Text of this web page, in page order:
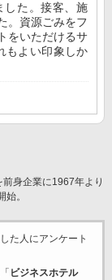
した。接客、施
。資源ごみをフ
をいただけるサ
もよい印象しか
身企業に1967年より
。
た 人にアンケート
ビジネスホテル